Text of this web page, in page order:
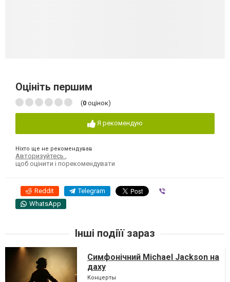
Оцініть першим
(0 оцінок)
Я рекомендую
Ніхто ще не рекомендував
Авторизуйтесь
щоб оцінити і порекомендувати
Reddit Telegram
WhatsApp
Інші подіїї зараз
Симфонічний Michael Jackson на
даху
Концерты